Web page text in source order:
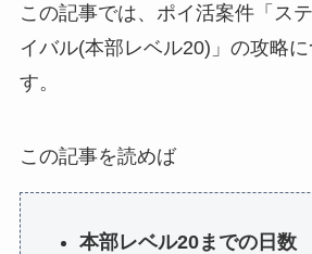
この記事では、ポイ活案件「ス
イバル(本部レベル20)」の攻略
す。
この記事を読めば
本部レベル20までの日数